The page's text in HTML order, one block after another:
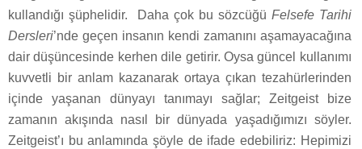
kullandığı şüphelidir.
Daha çok bu sözcüğü Felsefe Tarihi
Dersleri’nde geçen insanın kendi zamanını aşamayacağına
dair düşüncesinde kerhen dile getirir. Oysa güncel kullanımı
kuvvetli bir anlam kazanarak ortaya çıkan tezahürlerinden
içinde yaşanan dünyayı tanımayı sağlar; Zeitgeist bize
zamanın akışında nasıl bir dünyada yaşadığımızı söyler.
Zeitgeist’ı bu anlamında şöyle de ifade edebiliriz: Hepimizi